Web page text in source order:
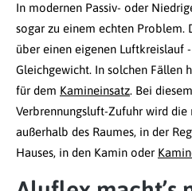
In modernen Passiv- oder
sogar zu einem echten Problem.
über einen eigenen Luftkreislauf
Gleichgewicht. In solchen Fällen
für dem Kamineinsatz. Bei
Verbrennungsluft-Zufuhr wird
außerhalb des Raumes, in der
Hauses, in den Kamin oder